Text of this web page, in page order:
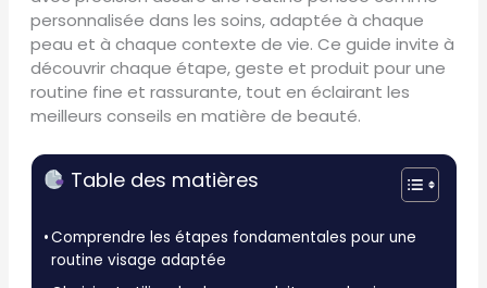
personnalisée dans les soins, adaptée à chaque
peau et à chaque contexte de vie. Ce guide invite à
découvrir chaque étape, geste et produit pour une
routine fine et rassurante, tout en éclairant les
meilleurs conseils en matière de beauté.
Table des matières
Comprendre les étapes fondamentales pour une
routine visage adaptée